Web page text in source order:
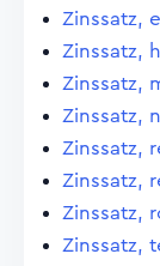
Zinssatz,
Zinssatz,
Zinssatz,
Zinssatz,
Zinssatz,
Zinssatz,
Zinssatz,
Zinssatz,